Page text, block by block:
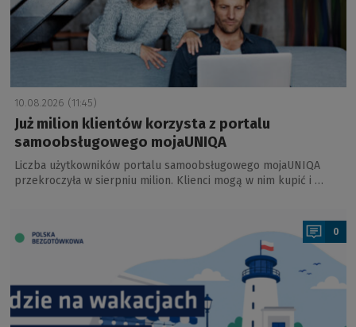
10.08.2026 (11:45)
Już milion klientów korzysta z portalu
samoobsługowego mojaUNIQA
Liczba użytkowników portalu samoobsługowego mojaUNIQA
przekroczyła w sierpniu milion. Klienci mogą w nim kupić i …
0